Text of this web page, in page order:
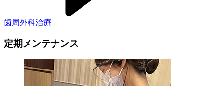
歯周外科治療
定期メンテナンス